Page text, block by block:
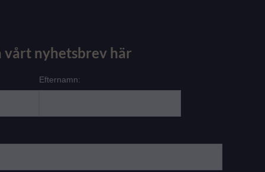
vårt nyhetsbrev här
Efternamn: